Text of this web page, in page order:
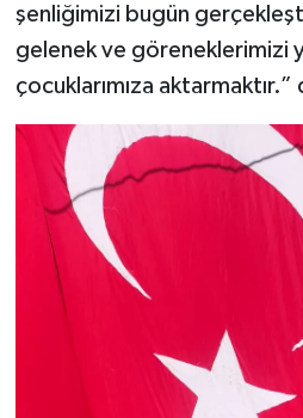
şenliğimizi bugün
gelenek ve göreneklerimizi
çocuklarımıza aktarmaktır.”